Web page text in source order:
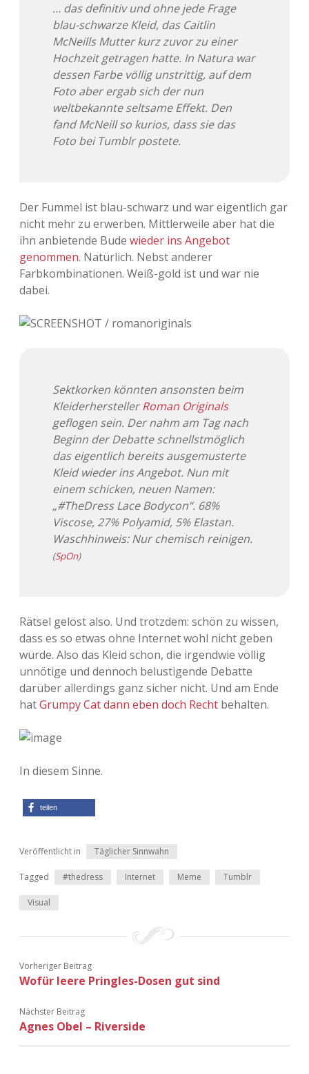
Adventskalender 2018
Adventskalender 2019
Adventskalender 2020
Adventskalender 2021
Adventskalender 2024
… das definitiv und ohne jede Frage
blau-schwarze Kleid, das Caitlin
McNeills Mutter kurz zuvor zu einer
Hochzeit getragen hatte. In Natura war
dessen Farbe völlig unstrittig, auf dem
Foto aber ergab sich der nun
weltbekannte seltsame Effekt. Den
fand McNeill so kurios, dass sie das
Foto bei Tumblr postete.
Der Fummel ist blau-schwarz und war eigentlich gar
nicht mehr zu erwerben. Mittlerweile aber hat die
ihn anbietende Bude wieder ins Angebot
genommen. Natürlich. Nebst anderer
Farbkombinationen. Weiß-gold ist und war nie
dabei.
Sektkorken könnten ansonsten beim
KleiderherstellerRoman Originals
geflogen sein. Der nahm am Tag nach
Beginn der Debatte schnellstmöglich
das eigentlich bereits ausgemusterte
Kleid wieder ins Angebot. Nun mit
einem schicken, neuen Namen:
„#TheDress Lace Bodycon“. 68%
Viscose, 27% Polyamid, 5% Elastan.
Waschhinweis: Nur chemisch reinigen.
(SpOn)
Rätsel gelöst also. Und trotzdem: schön zu wissen,
dass es so etwas ohne Internet wohl nicht geben
würde. Also das Kleid schon, die irgendwie völlig
unnötige und dennoch belustigende Debatte
darüber allerdings ganz sicher nicht. Und am Ende
hatGrumpy Cat dann eben doch Recht behalten.
In diesem Sinne.
teilen
Veröffentlicht in Täglicher Sinnwahn
Tagged #thedress Internet Meme Tumblr
Visual
Vorheriger Beitrag
Wofür leere Pringles-Dosen gut sind
Nächster Beitrag
Agnes Obel – Riverside